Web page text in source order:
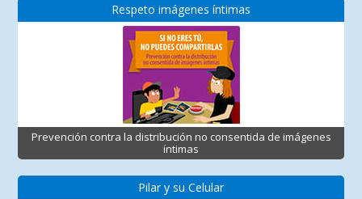
Respeto imágenes íntimas
Prevención contra la distribución no consentida de imágenes
íntimas
Pilar y su Celular